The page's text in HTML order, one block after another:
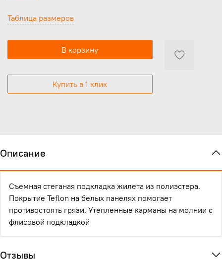
Таблица размеров
В корзину
Купить в 1 клик
Описание
Съемная стеганая подкладка жилета из полиэстера.
Покрытие Teflon на белых панелях помогает
противостоять грязи. Утепленные карманы на молнии с
флисовой подкладкой
Отзывы